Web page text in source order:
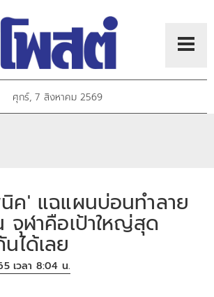
ศุกร์, 7 สิงหาคม 2569
ค' แฉแผนบ่อนทำลาย
จุฬาคือเป้าใหญ่สุด
ได้เลย
เวลา 8:04 น.